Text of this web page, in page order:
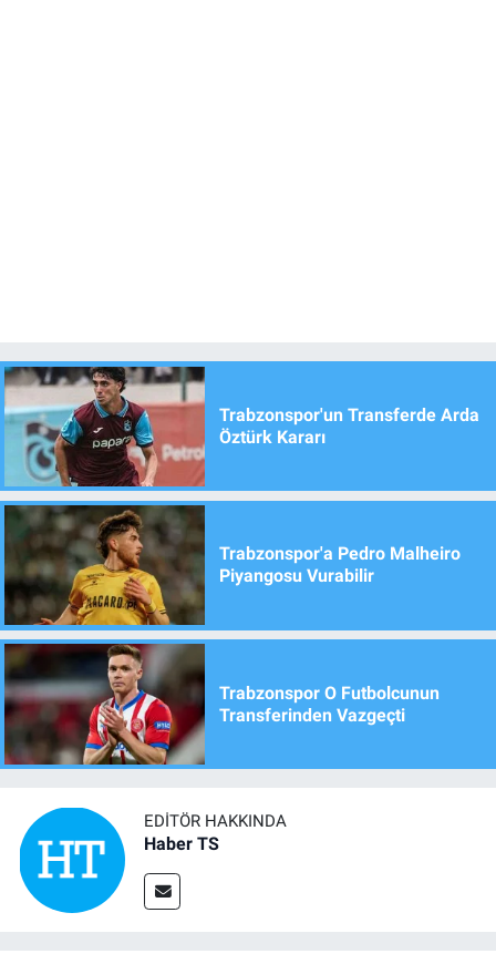
Trabzonspor'un Transferde Arda
Öztürk Kararı
Trabzonspor'a Pedro Malheiro
Piyangosu Vurabilir
Trabzonspor O Futbolcunun
Transferinden Vazgeçti
EDITÖR HAKKINDA
Haber TS